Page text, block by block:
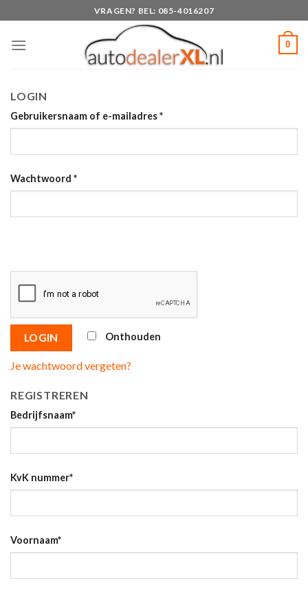
to
content
VRAGEN? BEL: 085-4016207
0
LOGIN
Gebruikersnaam of e-mailadres*
Wachtwoord *
LOGIN Onthouden
Je wachtwoord vergeten?
REGISTREREN
Bedrijfsnaam*
KvK nummer*
Voornaam*